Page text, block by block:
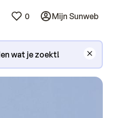
0 Mijn Sunweb
wat je zoekt!